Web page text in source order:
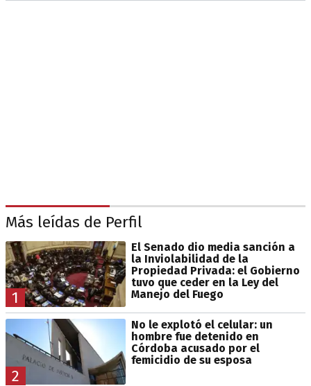
Más leídas de Perfil
1
El Senado dio media sanción a
la Inviolabilidad de la
Propiedad Privada: el Gobierno
tuvo que ceder en la Ley del
Manejo del Fuego
2
No le explotó el celular: un
hombre fue detenido en
Córdoba acusado por el
femicidio de su esposa